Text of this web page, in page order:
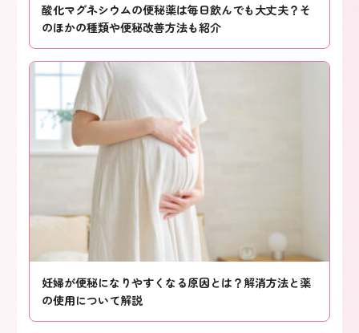
酸化マグネシウムの便秘薬は毎日飲んでも大丈夫？そ
のほかの種類や便秘改善方法も紹介
妊婦が便秘になりやすくなる原因とは？解消方法と薬
の使用について解説